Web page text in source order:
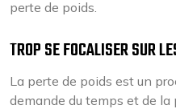
perte de poids.
TROP SE FOCALISER SUR
La perte de poids est un
demande du temps et de